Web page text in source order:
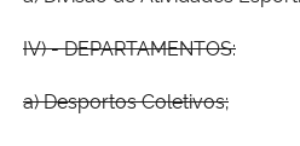
IV) - DEPARTAMENTOS:
a) Desportos Coletivos;